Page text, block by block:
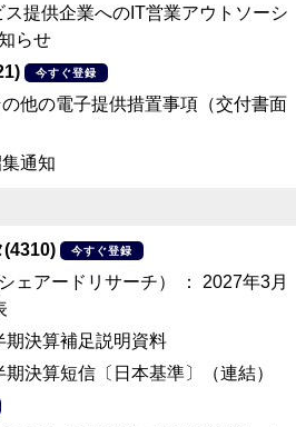
提供企業へのIT営業アウトソーシ
らせ
今すぐ登録
他の電子提供措置事項（交付書面
通知
(4310) 今すぐ登録
ェアードリサーチ） ： 2027年3月
期決算補足説明資料
決算短信〔日本基準〕（連結）